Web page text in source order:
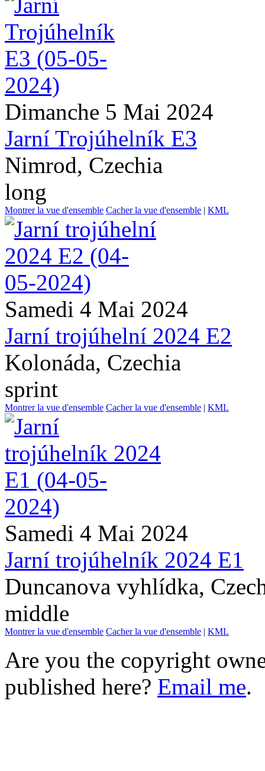
Dimanche 5 Mai 2024
Jarní Trojúhelník E3
Nimrod, Czechia
long
Montrer la vue d'ensemble Cacher la vue d'ensemble | KML
Samedi 4 Mai 2024
Jarní trojúhelní 2024 E2
Kolonáda, Czechia
sprint
Montrer la vue d'ensemble Cacher la vue d'ensemble | KML
Samedi 4 Mai 2024
Jarní trojúhelník 2024 E1
Duncanova vyhlídka,
middle
Montrer la vue d'ensemble Cacher la vue d'ensemble | KML
Are you the copyright
published here? Email me.